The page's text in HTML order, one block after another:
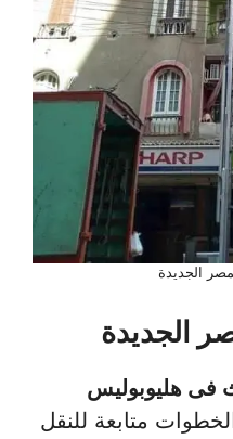
الجديدة
الجديدة
فى هليوبوليس
متابعة للنقل